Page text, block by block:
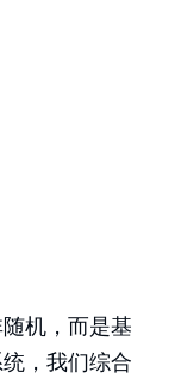
机，而是基
，我们综合